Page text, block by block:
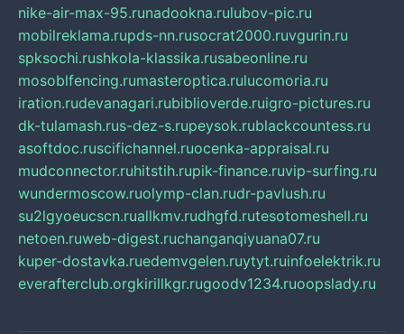
nike-air-max-95.runadookna.rulubov-pic.ru
mobilreklama.rupds-nn.rusocrat2000.ruvgurin.ru
spksochi.rushkola-klassika.rusabeonline.ru
mosoblfencing.rumasteroptica.rulucomoria.ru
iration.rudevanagari.rubiblioverde.ruigro-pictures.ru
dk-tulamash.rus-dez-s.rupeysok.rublackcountess.ru
asoftdoc.ruscifichannel.ruocenka-appraisal.ru
mudconnector.ruhitstih.rupik-finance.ruvip-surfing.ru
wundermoscow.ruolymp-clan.rudr-pavlush.ru
su2lgyoeucscn.ruallkmv.rudhgfd.rutesotomeshell.ru
netoen.ruweb-digest.ruchanganqiyuana07.ru
kuper-dostavka.ruedemvgelen.ruytyt.ruinfoelektrik.ru
everafterclub.orgkirillkgr.rugoodv1234.ruoopslady.ru